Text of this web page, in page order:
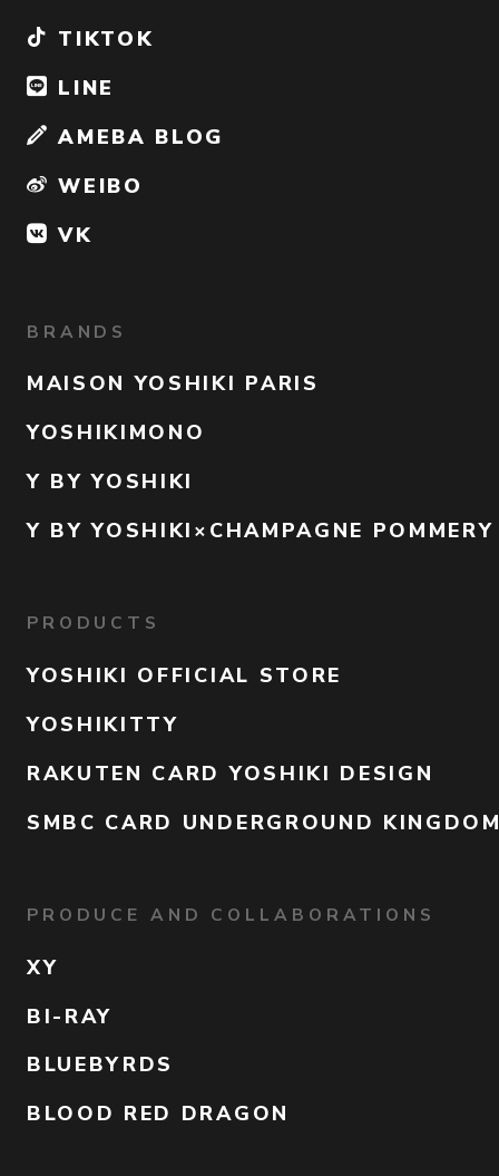
TIKTOK
LINE
AMEBA BLOG
WEIBO
VK
BRANDS
MAISON YOSHIKI PARIS
YOSHIKIMONO
Y BY YOSHIKI
Y BY YOSHIKI×CHAMPAGNE POMMERY
PRODUCTS
YOSHIKI OFFICIAL STORE
YOSHIKITTY
RAKUTEN CARD YOSHIKI DESIGN
SMBC CARD UNDERGROUND
PRODUCE AND COLLABORATIONS
XY
BI-RAY
BLUEBYRDS
BLOOD RED DRAGON